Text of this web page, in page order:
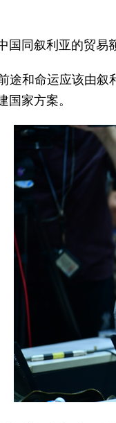
国同叙利亚的贸
途和命运应该由
国家方案。